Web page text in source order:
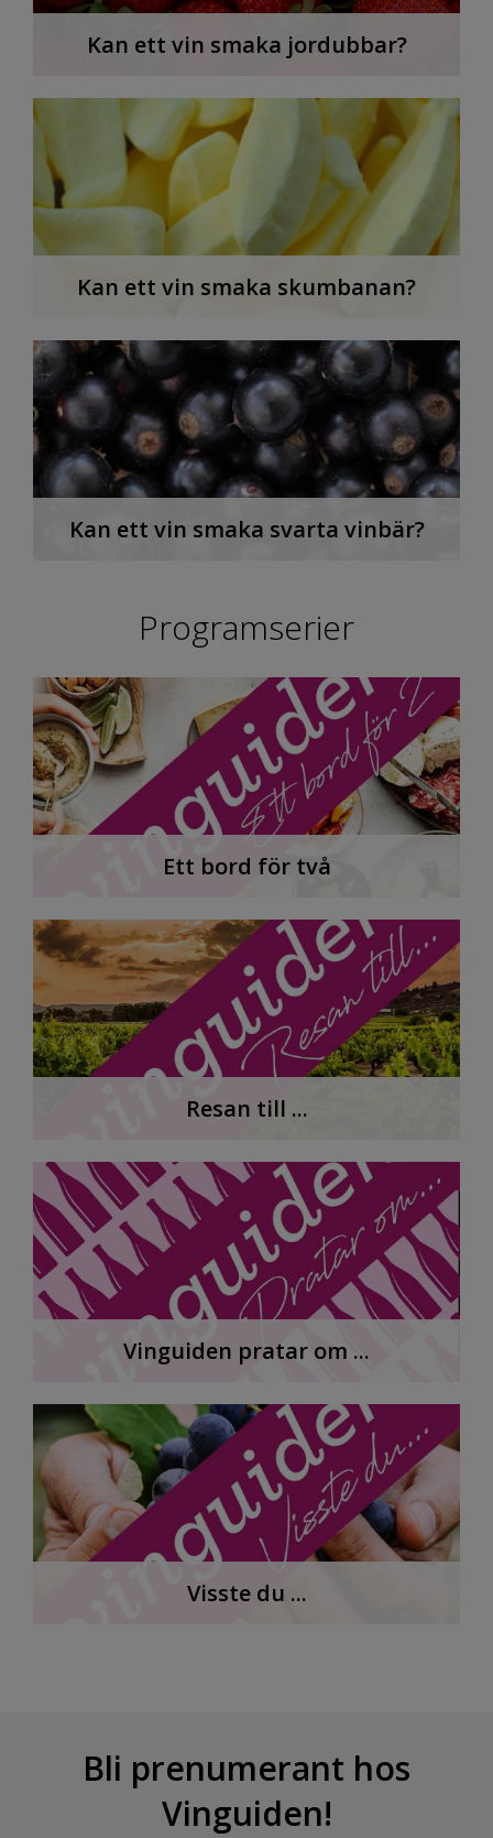
Kan ett vin smaka jordubbar?
Kan ett vin smaka skumbanan?
Kan ett vin smaka svarta vinbär?
Programserier
Ett bord för två
Resan till ...
Vinguiden pratar om ...
Visste du ...
Bli prenumerant hos
Vinguiden!